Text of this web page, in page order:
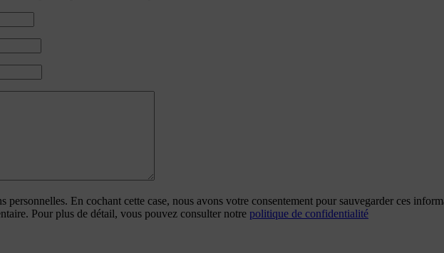
En cochant cette case, nous avons votre consentement pour sauvegarder ces
Pour plus de détail, vous pouvez consulter notre politique de confidentialité